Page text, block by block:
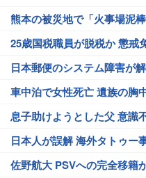
熊本の被災地で「火事場泥
25歳国税職員が脱税か 懲戒
日本郵便のシステム障害が
車中泊で女性死亡 遺族の胸
息子助けようとした父 意識
日本人が誤解 海外タトゥー
佐野航大 PSVへの完全移籍